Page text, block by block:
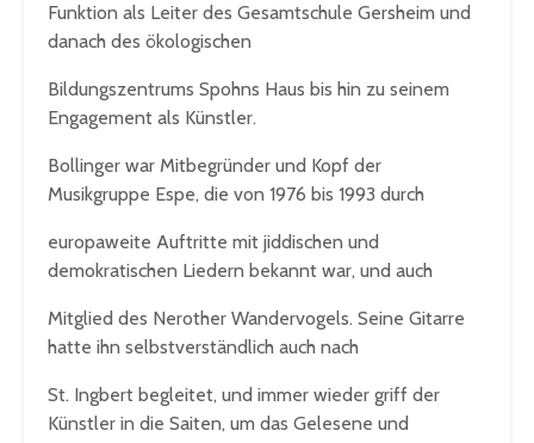
Funktion als Leiter des Gesamtschule Gersheim und
danach des ökologischen
Bildungszentrums Spohns Haus bis hin zu seinem
Engagement als Künstler.
Bollinger war Mitbegründer und Kopf der
Musikgruppe Espe, die von 1976 bis 1993 durch
europaweite Auftritte mit jiddischen und
demokratischen Liedern bekannt war, und auch
Mitglied des Nerother Wandervogels. Seine Gitarre
hatte ihn selbstverständlich auch nach
St. Ingbert begleitet, und immer wieder griff der
Künstler in die Saiten, um das Gelesene und